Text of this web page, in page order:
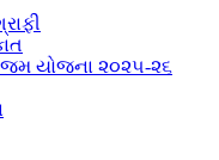
યોજના ૨૦૨૫-૨૬